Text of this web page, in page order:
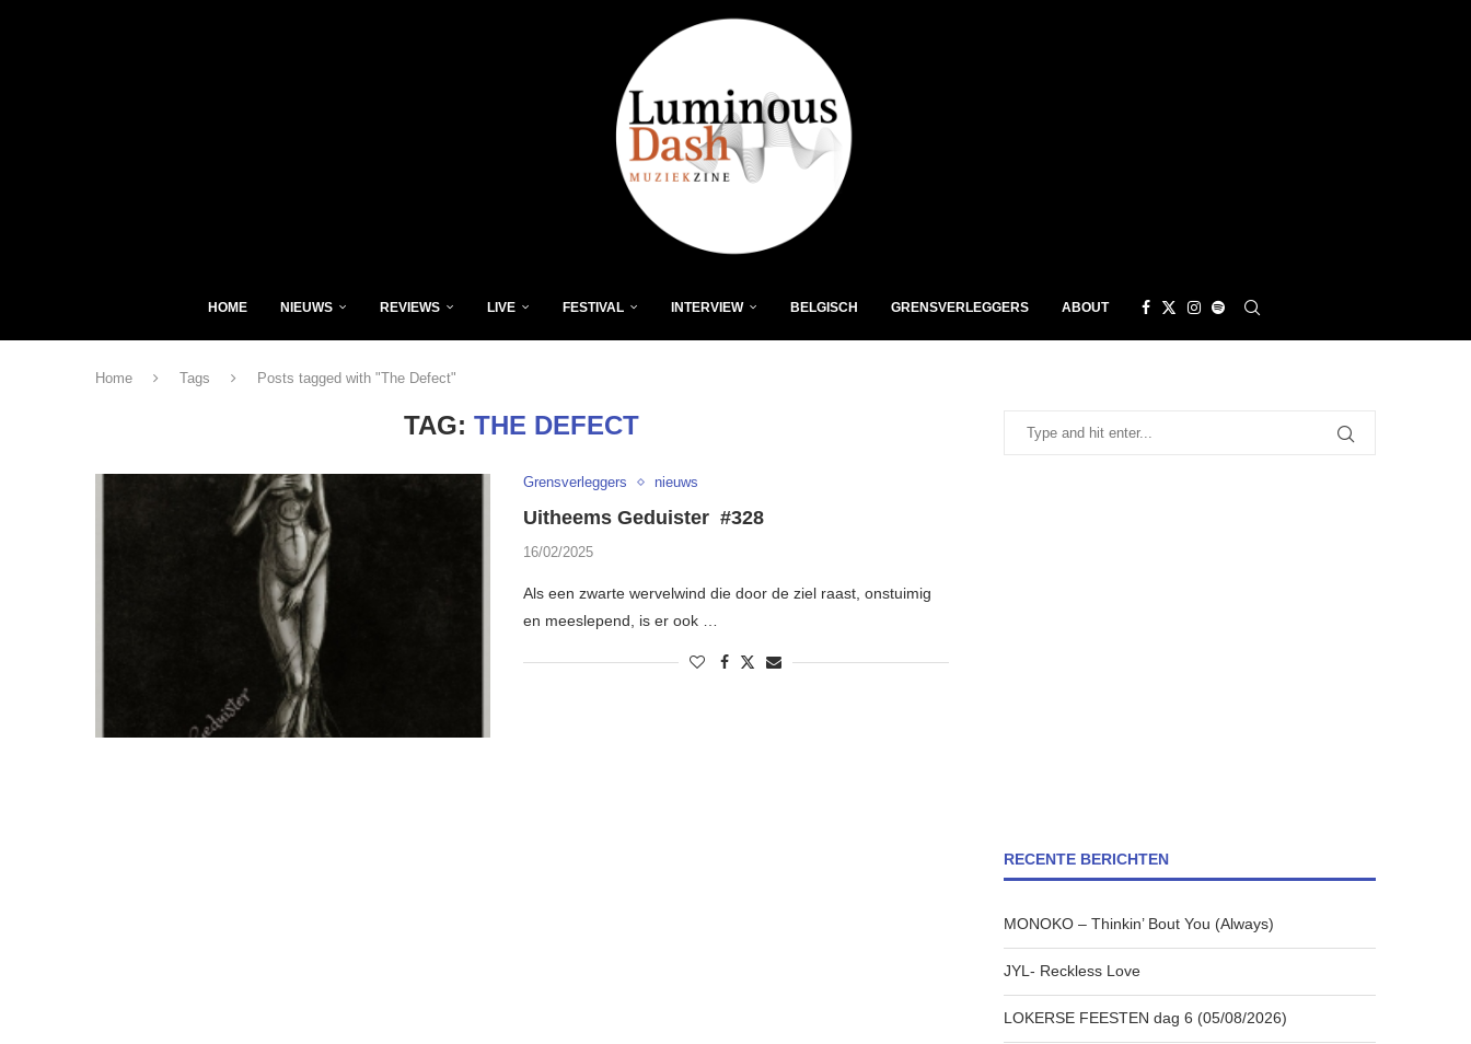
HOME NIEUWS REVIEWS LIVE FESTIVAL INTERVIEW BELGISCH GRENSVERLEGGERS ABOUT
Home Tags Posts tagged with "The Defect"
TAG:THE DEFECT
Grensverleggers nieuws
Uitheems Geduister #328
16/02/2025
Als een zwarte wervelwind die door de ziel raast, onstuimig
en meeslepend, is er ook …
RECENTE BERICHTEN
MONOKO – Thinkin’ Bout You (Always)
JYL- Reckless Love
LOKERSE FEESTEN dag 6 (05/08/2026)